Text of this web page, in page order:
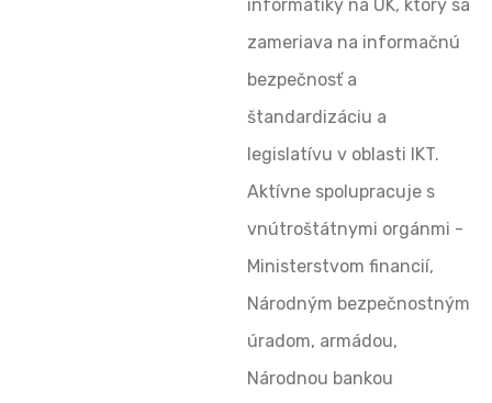
informatiky na UK, ktorý sa
zameriava na informačnú
bezpečnosť a
štandardizáciu a
legislatívu v oblasti IKT.
Aktívne spolupracuje s
vnútroštátnymi orgánmi -
Ministerstvom financií,
Národným bezpečnostným
úradom, armádou,
Národnou bankou